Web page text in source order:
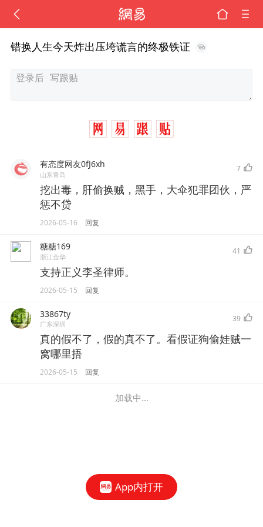
错换人生今天炸出压垮谎言的终极铁证
有态度网友0fJ6xh
山东青岛
7
挖出毒，肝偷换贼，黑手，大伞犯罪团伙，严
惩不贷
2026-05-16 回复
糖糖169
浙江金华
41
支持正义李圣律师。
2026-05-15 回复
33867ty
广东深圳
39
真的假不了，假的真不了。看假证狗偷娃贼一
窝哪里捂
2026-05-15 回复
加载中...
App内打开